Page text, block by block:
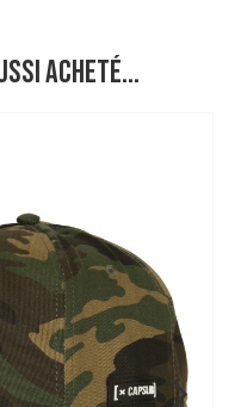
acheté...